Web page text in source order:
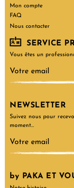
Mon compte
FAQ
Nous contacter
SERVICE
Vous êtes un
NEWSLETTER
Suivez nous pour
moment…
by PAKA ET